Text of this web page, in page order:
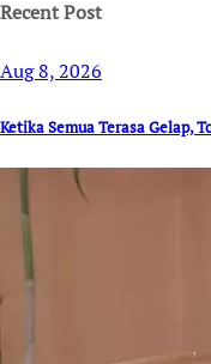
Recent Post
Aug 8, 2026
Ketika Semua Terasa Gelap,